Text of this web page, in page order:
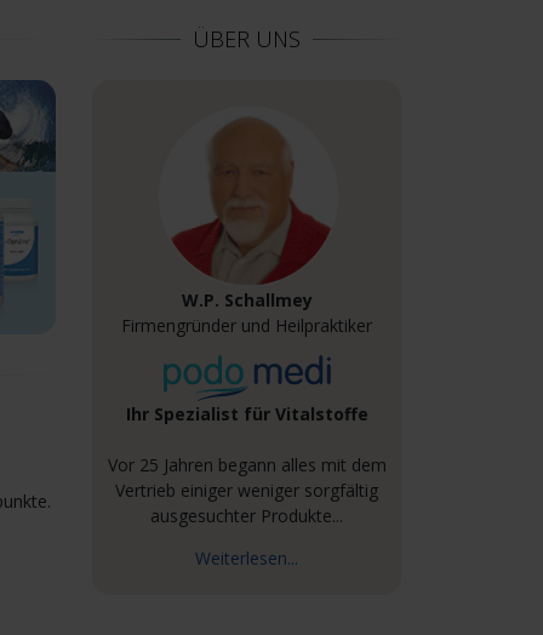
ÜBER UNS
W.P. Schallmey
Firmengründer und Heilpraktiker
Ihr Spezialist für Vitalstoffe
Vor 25 Jahren begann alles mit dem
Vertrieb einiger weniger sorgfältig
ausgesuchter Produkte...
Weiterlesen...